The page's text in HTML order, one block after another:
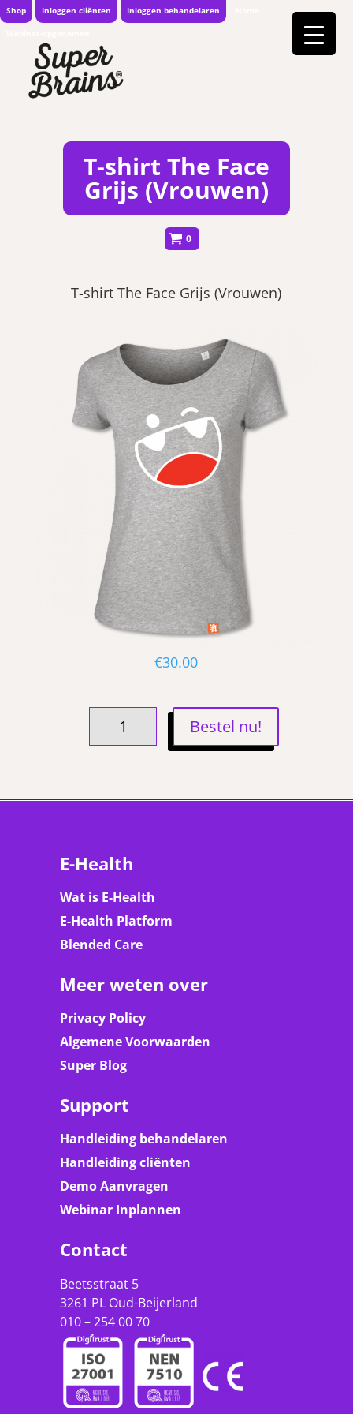
Shop Inloggen cliënten Inloggen behandelaren
T-shirt The Face
Grijs (Vrouwen)
0
T-shirt The Face Grijs (Vrouwen)
€30.00
SHIRT
Bestel nu!
E-Health
Wat is E-Health
E-Health Platform
Blended Care
Meer weten over
Privacy Policy
Algemene Voorwaarden
Super Blog
Support
Handleiding behandelaren
Handleiding cliënten
Demo Aanvragen
Webinar Inplannen
Contact
Beetsstraat 5
3261 PL Oud-Beijerland
010 – 254 00 70